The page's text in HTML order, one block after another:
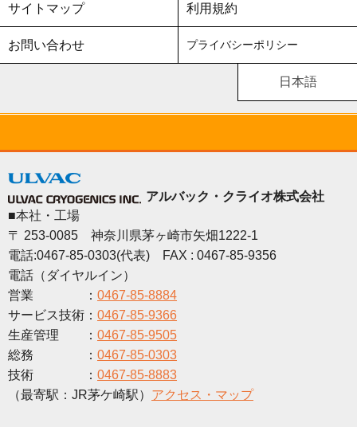
アルバック・クライオ株式会社
■本社・工場
〒 253-0085 神奈川県茅ヶ崎市矢畑1222-1
電話:0467-85-0303(代表) FAX : 0467-85-9356
電話（ダイヤルイン）
営業 ： 0467-85-8884
サービス技術： 0467-85-9366
生産管理 ： 0467-85-9505
総務 ： 0467-85-0303
技術 ： 0467-85-8883
（最寄駅：JR茅ケ崎駅） アクセス・マップ
サイトマップ 利用規約
お問い合わせ プライバシーポリシー
日本語